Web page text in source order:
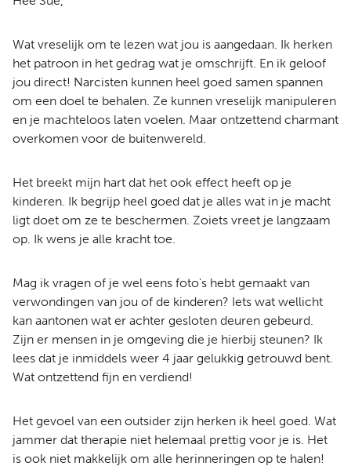
Wat vreselijk om te lezen wat jou is aangedaan. Ik herken
het patroon in het gedrag wat je omschrijft. En ik geloof
jou direct! Narcisten kunnen heel goed samen spannen
om een doel te behalen. Ze kunnen vreselijk manipuleren
en je machteloos laten voelen. Maar ontzettend charmant
overkomen voor de buitenwereld.
Het breekt mijn hart dat het ook effect heeft op je
kinderen. Ik begrijp heel goed dat je alles wat in je macht
ligt doet om ze te beschermen. Zoiets vreet je langzaam
op. Ik wens je alle kracht toe.
Mag ik vragen of je wel eens foto's hebt gemaakt van
verwondingen van jou of de kinderen? Iets wat wellicht
kan aantonen wat er achter gesloten deuren gebeurd.
Zijn er mensen in je omgeving die je hierbij steunen? Ik
lees dat je inmiddels weer 4 jaar gelukkig getrouwd bent.
Wat ontzettend fijn en verdiend!
Het gevoel van een outsider zijn herken ik heel goed. Wat
jammer dat therapie niet helemaal prettig voor je is. Het
is ook niet makkelijk om alle herinneringen op te halen!